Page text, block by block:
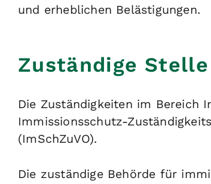
und erheblichen Belästigungen.
Zuständige Stelle
Die Zuständigkeiten im Bereich
Immissionsschutz-
(ImSchZuVO).
Die zuständige Behörde für